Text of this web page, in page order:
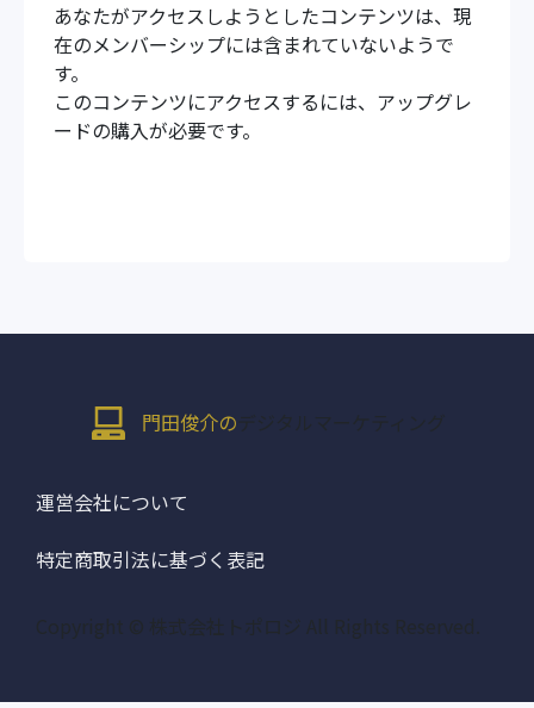
あなたがアクセスしようとしたコンテンツは、現
在のメンバーシップには含まれていないようで
す。
このコンテンツにアクセスするには、アップグレ
ードの購入が必要です。
門田俊介の デジタルマーケティング
運営会社について
特定商取引法に基づく表記
Copyright © 株式会社トポロジ All Rights Reserved.